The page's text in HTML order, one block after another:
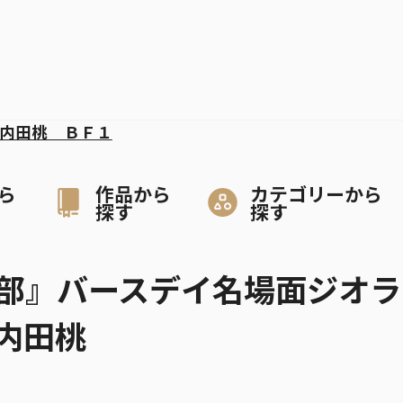
作品から
探す
カテゴリーから
探す
田桃 ＢＦ１
』バースデイ名場面ジオラ
田桃